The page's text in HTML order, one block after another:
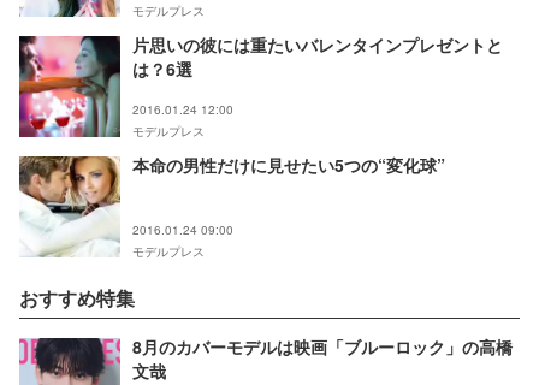
モデルプレス
片思いの彼には重たいバレンタインプレゼントと
は？6選
2016.01.24 12:00
モデルプレス
本命の男性だけに見せたい5つの“変化球”
2016.01.24 09:00
モデルプレス
おすすめ特集
8月のカバーモデルは映画「ブルーロック」の高橋
文哉